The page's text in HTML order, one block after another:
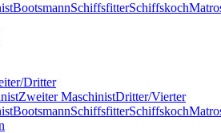
BootsmannSchiffsfitterSchiffskoch
Dritter
Zweiter MaschinistDritter/Vierter
BootsmannSchiffsfitterSchiffskoch